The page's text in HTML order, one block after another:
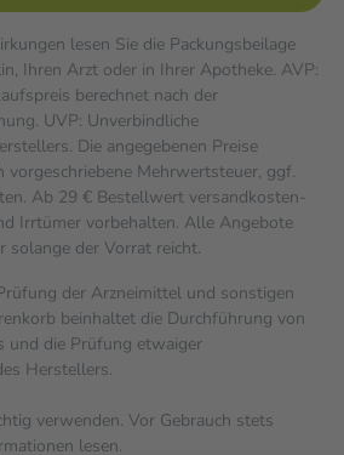
lesen Sie die Packungsbeilage
Ihren Arzt oder in Ihrer Apotheke. AVP:
berechnet nach der
UVP: Unverbindliche
Die angegebenen Preise
vorgeschriebene Mehrwertsteuer, ggf.
Ab 29 € Bestell­wert versand­kosten­
Irrtümer vorbehalten. Alle Angebote
solange der Vorrat reicht.
der Arzneimittel und sonstigen
beinhaltet die Durchführung von
und die Prüfung etwaiger
Herstellers.
verwenden. Vor Gebrauch stets
lesen.